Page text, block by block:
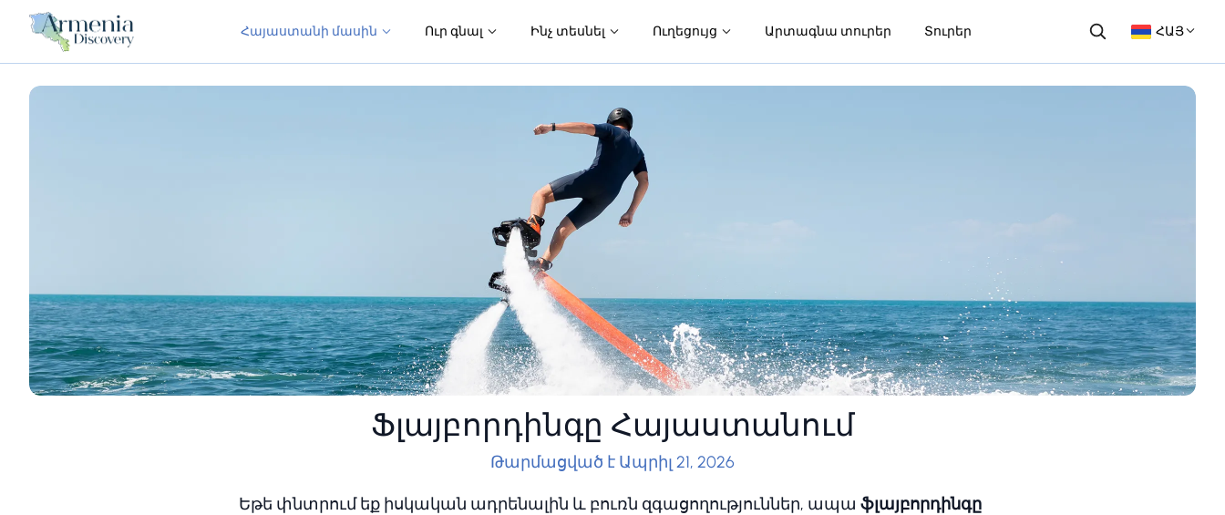
Հայաստանի մասին Ուր գնալ Ինչ տեսնել Ուղեցույց Արտագնա տուրեր Տուրեր ՀԱՅ
Ֆլայբորդինգը Հայաստանում
Թարմացված է Ապրիլ 21, 2026
Եթե փնտրում եք իսկական ադրենալին և բուռն զգացողություններ, ապա ֆլայբորդինգը